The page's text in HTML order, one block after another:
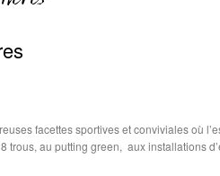
facettes sportives et conviviales où
au putting green, aux installations